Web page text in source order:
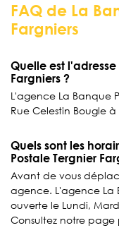
FAQ de La
Fargniers
Quelle est
Fargniers ?
L'agence La Banque
Rue Celestin Bougle à
Quels sont les
Postale Tergnier
Avant de vous
agence. L'agence La
ouverte le Lundi,
Consultez notre page